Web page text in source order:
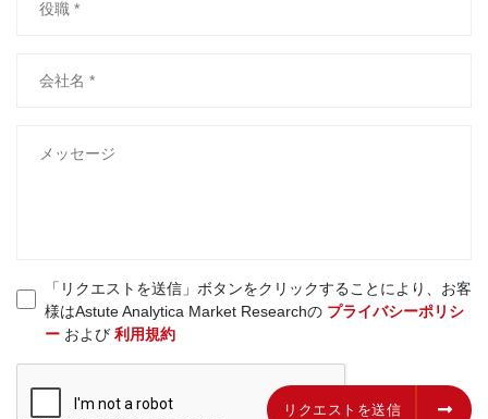
「リクエストを送信」ボタンをクリックすることにより、お客
様はAstute Analytica Market Researchの プライバシーポリシ
ーおよび 利用規約
リクエストを送信 リクエストを送信